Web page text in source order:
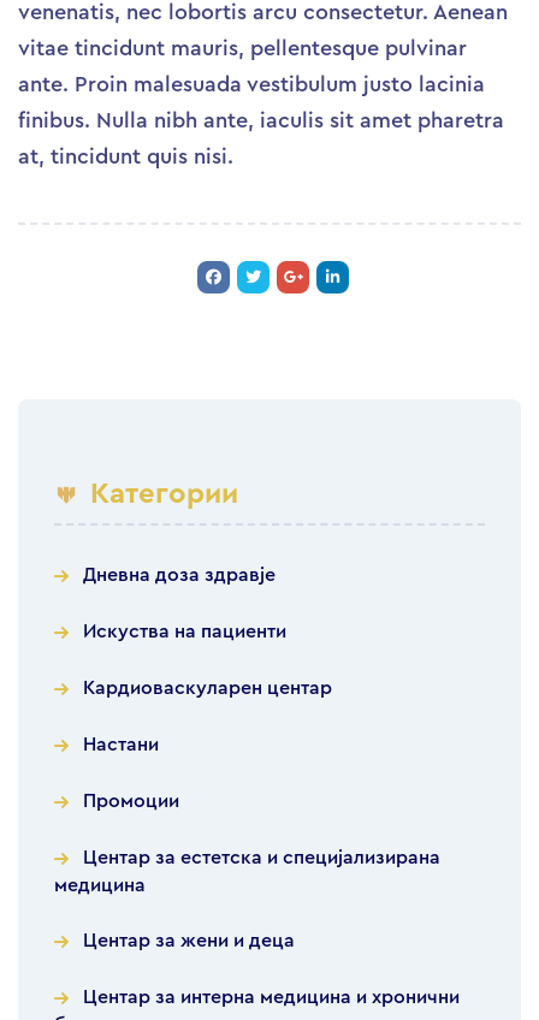
venenatis, nec lobortis arcu consectetur. Aenean
vitae tincidunt mauris, pellentesque pulvinar
ante. Proin malesuada vestibulum justo lacinia
finibus. Nulla nibh ante, iaculis sit amet pharetra
at, tincidunt quis nisi.
Категории
Дневна доза здравје
Искуства на пациенти
Кардиоваскуларен центар
Настани
Промоции
Центар за естетска и специјализирана
медицина
Центар за жени и деца
Центар за интерна медицина и хронични